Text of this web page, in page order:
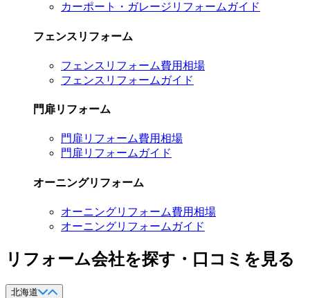
カーポート・ガレージリフォームガイド
フェンスリフォーム
フェンスリフォーム費用相場
フェンスリフォームガイド
門扉リフォーム
門扉リフォーム費用相場
門扉リフォームガイド
オーニングリフォーム
オーニングリフォーム費用相場
オーニングリフォームガイド
リフォーム会社を探す・口コミを見る
北海道